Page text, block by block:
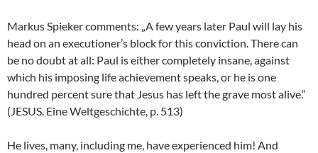
Markus Spieker comments: „A few years later Paul will lay his
head on an executioner’s block for this conviction. There can
be no doubt at all: Paul is either completely insane, against
which his imposing life achievement speaks, or he is one
hundred percent sure that Jesus has left the grave most alive.“
(JESUS. Eine Weltgeschichte, p. 513)
He lives, many, including me, have experienced him! And